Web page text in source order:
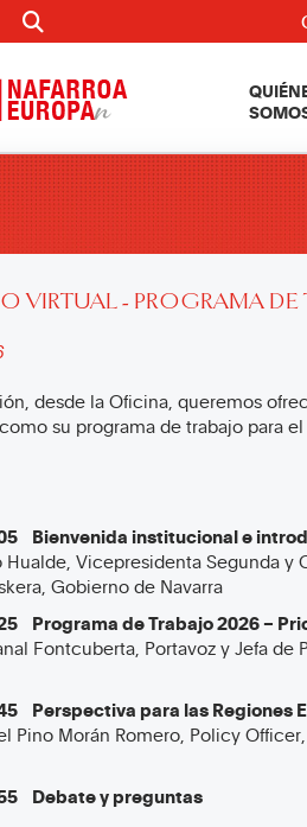
VIRTUAL - PROGRAMA
desde la Oficina, queremos
su programa de trabajo para el
Bienvenida institucional e
Vicepresidenta Segunda y
Gobierno de Navarra
Programa de Trabajo 2026 –
Fontcuberta, Portavoz y Jefa de
Perspectiva para las Regiones
Morán Romero, Policy Officer,
Debate y preguntas